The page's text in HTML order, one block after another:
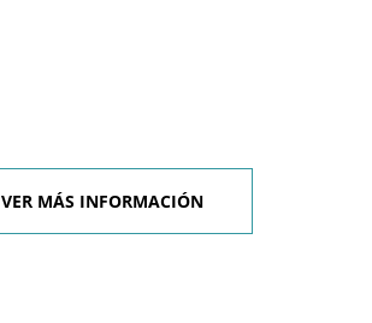
VER MÁS INFORMACIÓN